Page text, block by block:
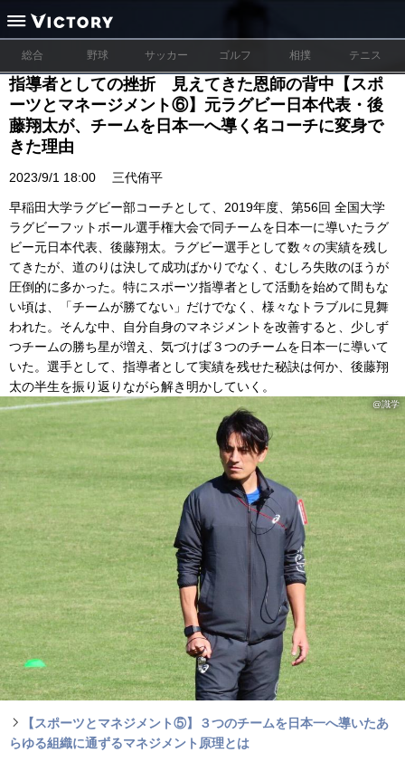
総合 野球 サッカー ゴルフ 相撲 テニス
指導者としての挫折 見えてきた恩師の背中【スポ
ーツとマネージメント⑥】元ラグビー日本代表・後
藤翔太が、チームを日本一へ導く名コーチに変身で
きた理由
2023/9/1 18:00 三代侑平
早稲田大学ラグビー部コーチとして、2019年度、第56回 全国大学
ラグビーフットボール選手権大会で同チームを日本一に導いたラグ
ビー元日本代表、後藤翔太。ラグビー選手として数々の実績を残し
てきたが、道のりは決して成功ばかりでなく、むしろ失敗のほうが
圧倒的に多かった。特にスポーツ指導者として活動を始めて間もな
い頃は、「チームが勝てない」だけでなく、様々なトラブルに見舞
われた。そんな中、自分自身のマネジメントを改善すると、少しず
つチームの勝ち星が増え、気づけば３つのチームを日本一に導いて
いた。選手として、指導者として実績を残せた秘訣は何か、後藤翔
太の半生を振り返りながら解き明かしていく。
@識学
【スポーツとマネジメント⑤】３つのチームを日本一へ導いたあ
らゆる組織に通ずるマネジメント原理とは